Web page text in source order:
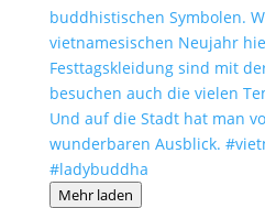
Mehr laden